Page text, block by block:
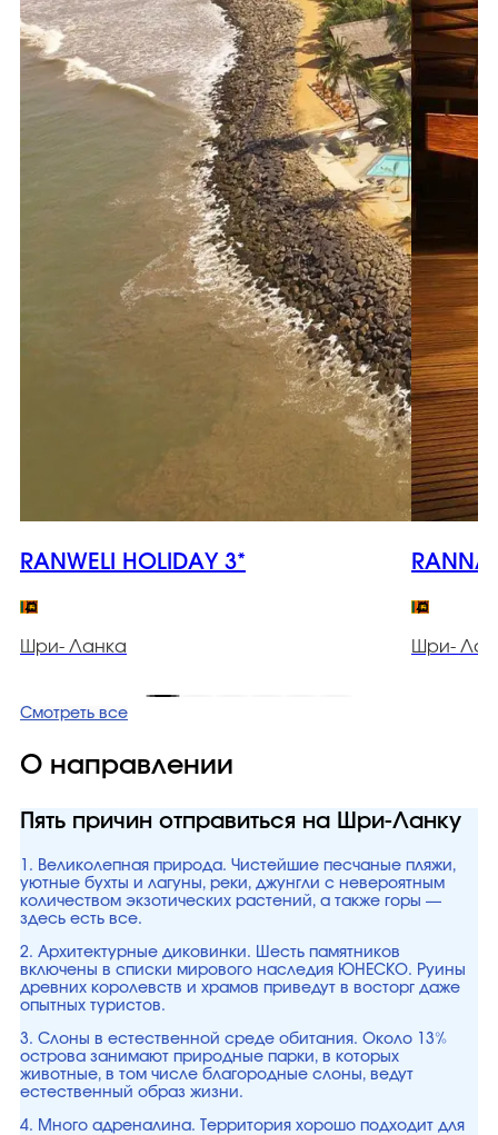
RANWELI HOLIDAY 3*
Шри- Ланка
RANNA
Шри-
Смотреть все
О направлении
Пять причин отправиться на Шри-Ланку
1. Великолепная природа. Чистейшие песчаные пляжи,
уютные бухты и лагуны, реки, джунгли с невероятным
количеством экзотических растений, а также горы —
здесь есть все.
2. Архитектурные диковинки. Шесть памятников
включены в списки мирового наследия ЮНЕСКО. Руины
древних королевств и храмов приведут в восторг даже
опытных туристов.
3. Слоны в естественной среде обитания. Около 13%
острова занимают природные парки, в которых
животные, в том числе благородные слоны, ведут
естественный образ жизни.
4. Много адреналина. Территория хорошо подходит для